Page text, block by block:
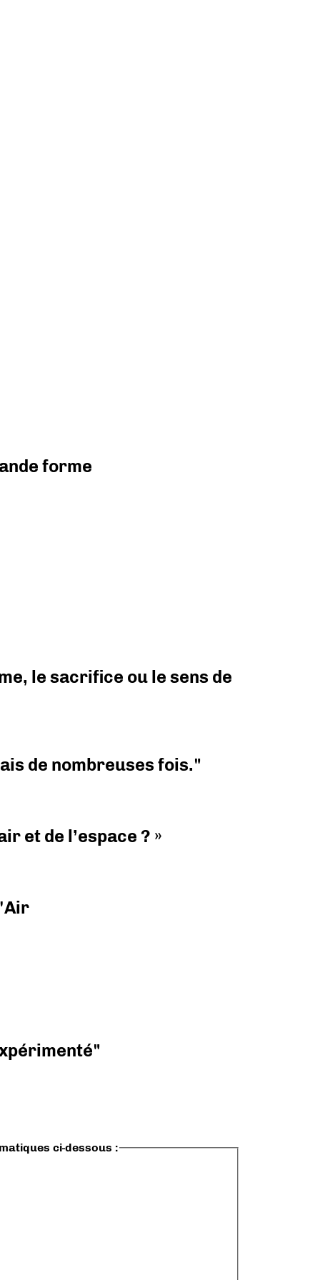
forme
le sacrifice ou le sens de
de nombreuses fois."
et de l’espace ? »
ci-dessous :